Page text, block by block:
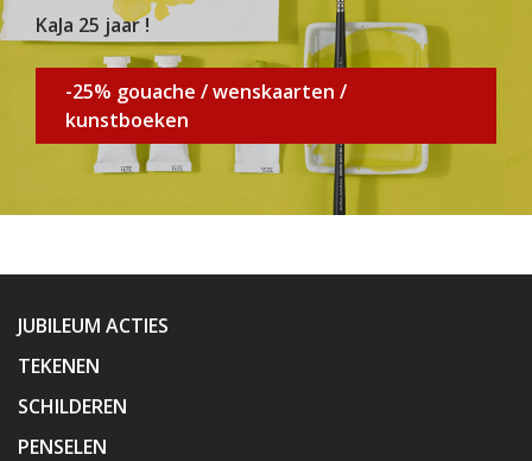
KaJa 25 jaar !
-25% gouache / wenskaarten /
kunstboeken
JUBILEUM ACTIES
TEKENEN
SCHILDEREN
PENSELEN